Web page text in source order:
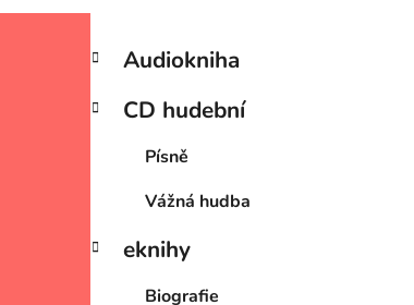
P
s
n
Přeskočit
kategorie
K
a
e
e
Audiokniha
CD hudební
Písně
Vážná hudba
eknihy
Biografie